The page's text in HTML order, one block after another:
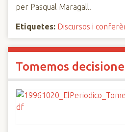
per Pasqual Maragall.
Etiquetes: Discursos i
Tomemos